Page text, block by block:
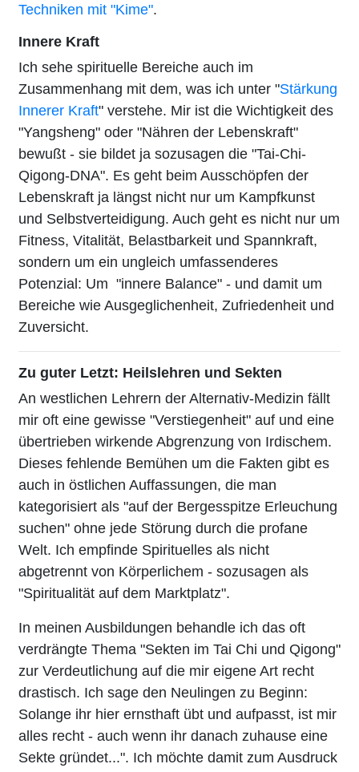
Techniken mit "Kime".
Innere Kraft
Ich sehe spirituelle Bereiche auch im
Zusammenhang mit dem, was ich unter "Stärkung
Innerer Kraft" verstehe. Mir ist die Wichtigkeit des
"Yangsheng" oder "Nähren der Lebenskraft"
bewußt - sie bildet ja sozusagen die "Tai-Chi-
Qigong-DNA". Es geht beim Ausschöpfen der
Lebenskraft ja längst nicht nur um Kampfkunst
und Selbstverteidigung. Auch geht es nicht nur um
Fitness, Vitalität, Belastbarkeit und Spannkraft,
sondern um ein ungleich umfassenderes
Potenzial: Um "innere Balance" - und damit um
Bereiche wie Ausgeglichenheit, Zufriedenheit und
Zuversicht.
Zu guter Letzt: Heilslehren und Sekten
An westlichen Lehrern der Alternativ-Medizin fällt
mir oft eine gewisse "Verstiegenheit" auf und eine
übertrieben wirkende Abgrenzung von Irdischem.
Dieses fehlende Bemühen um die Fakten gibt es
auch in östlichen Auffassungen, die man
kategorisiert als "auf der Bergesspitze Erleuchung
suchen" ohne jede Störung durch die profane
Welt. Ich empfinde Spirituelles als nicht
abgetrennt von Körperlichem - sozusagen als
"Spiritualität auf dem Marktplatz".
In meinen Ausbildungen behandle ich das oft
verdrängte Thema "Sekten im Tai Chi und Qigong"
zur Verdeutlichung auf die mir eigene Art recht
drastisch. Ich sage den Neulingen zu Beginn:
Solange ihr hier ernsthaft übt und aufpasst, ist mir
alles recht - auch wenn ihr danach zuhause eine
Sekte gründet...". Ich möchte damit zum Ausdruck